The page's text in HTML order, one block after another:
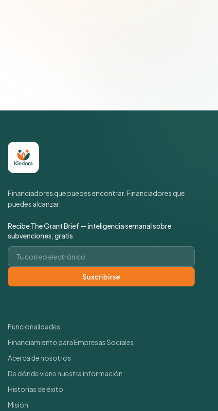
Financiadores que puedes encontrar. Financiadores que
puedes alcanzar.
Recibe The Grant Brief — inteligencia semanal sobre
subvenciones, gratis
Correo electrónico
Suscribirse
Funcionalidades
Financiamiento para Empresas Sociales
Acerca de nosotros
De dónde viene nuestra información
Historias de éxito
Misión